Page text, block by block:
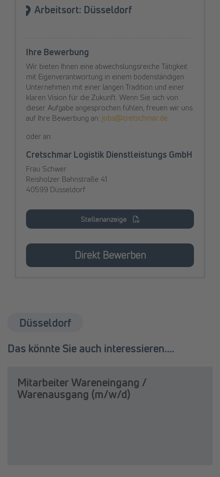
Arbeitsort: Düsseldorf
Ihre Bewerbung
Wir bieten Ihnen eine abwechslungsreiche Tätigkeit
mit Eigenverantwortung in einem bodenständigen
Unternehmen mit einer langen Tradition und einer
klaren Vision für die Zukunft. Wenn Sie sich von
dieser Aufgabe angesprochen fühlen, freuen wir uns
auf Ihre Bewerbung an: jobs@cretschmar.de
oder an:
Cretschmar Logistik Dienstleistungs GmbH
Frau Schwer
Reisholzer Bahnstraße 41
40599 Düsseldorf
Stellenanzeige
Direkt Bewerben
Düsseldorf
Das könnte Sie auch interessieren....
Mitarbeiter Wareneingang /
Warenausgang (m/w/d)